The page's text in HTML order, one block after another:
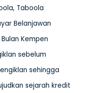
Taboola
Belanjawan
Kempen
sebelum
sehingga
sejarah kredit